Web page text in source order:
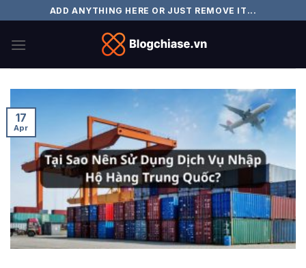
content
ADD ANYTHING HERE OR JUST REMOVE IT...
17
Apr